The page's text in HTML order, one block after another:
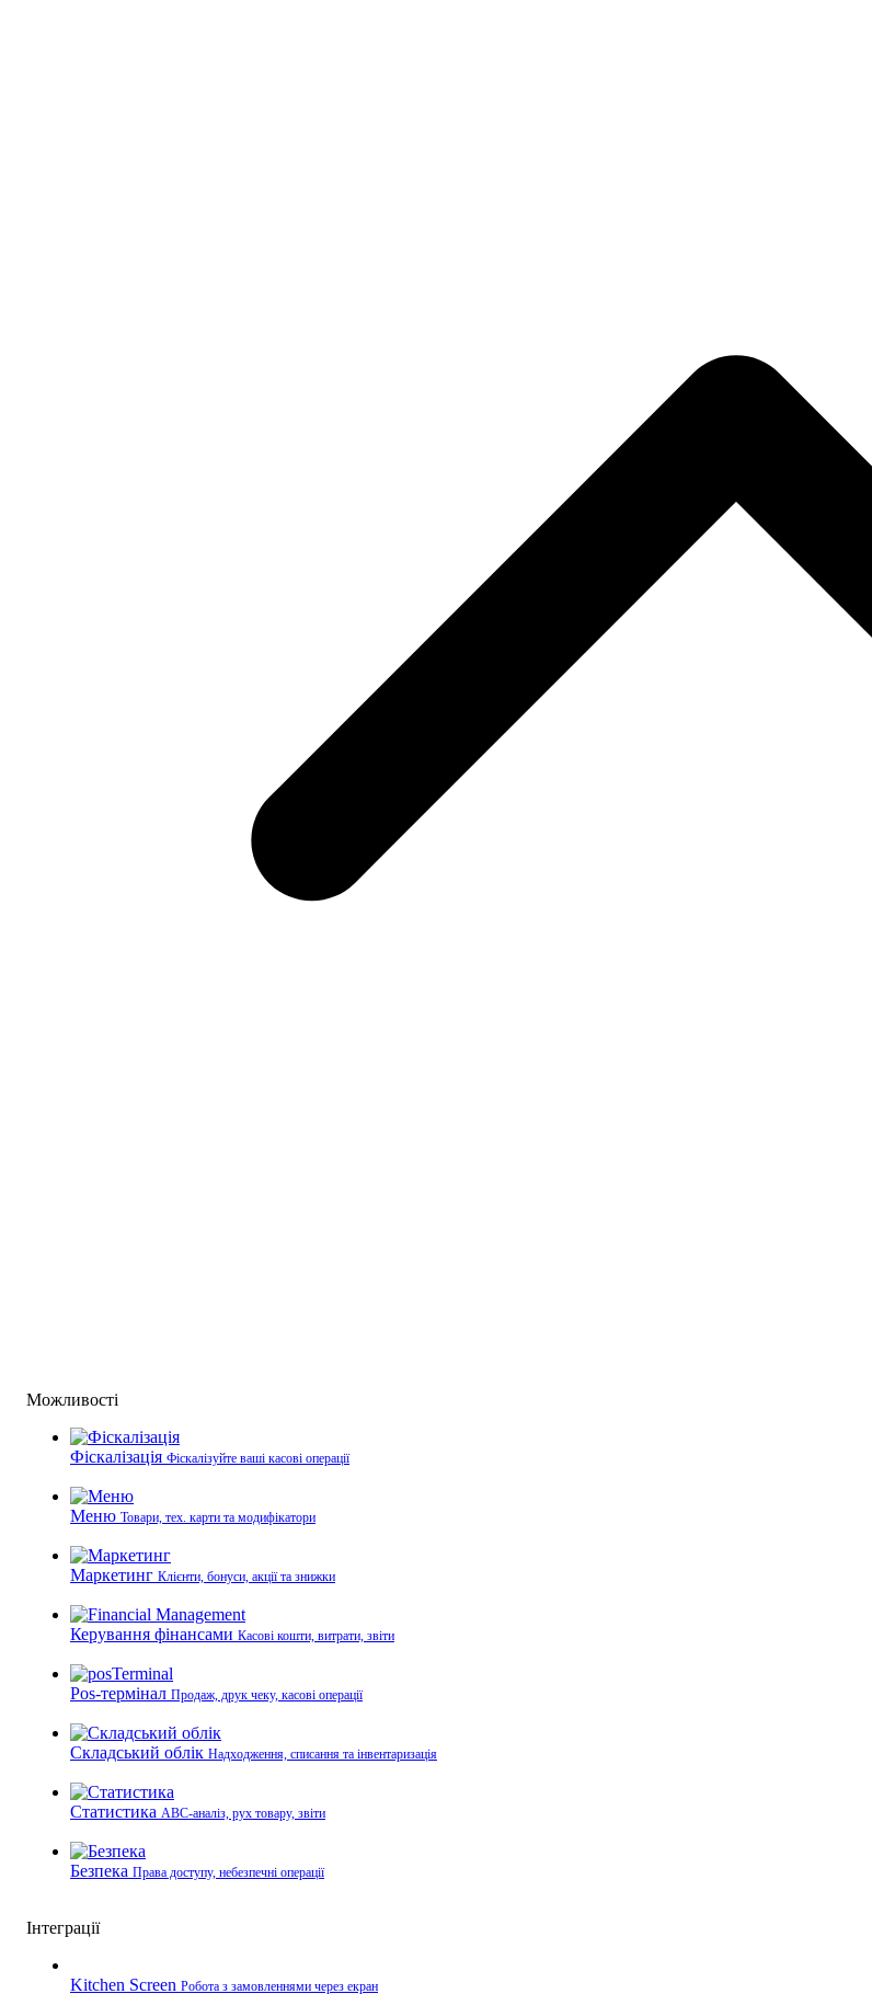
Можливості
Фіскалізація Фіскалізуйте ваші касові операції
Меню Товари, тех. карти та модифікатори
Маркетинг Клієнти, бонуси, акції та знижки
Керування фінансами Касові кошти, витрати, звіти
Pos-термінал Продаж, друк чеку, касові операції
Складський облік Надходження, списання та інвентаризація
Статистика ABC-аналіз, рух товару, звіти
Безпека Права доступу, небезпечні операції
Інтеграції
Kitchen Screen Робота з замовленнями через екран